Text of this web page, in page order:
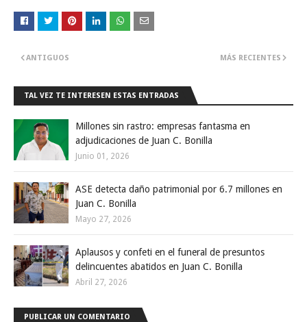
MÁS RECIENTES
ANTIGUOS
TAL VEZ TE INTERESEN ESTAS ENTRADAS
Millones sin rastro: empresas fantasma en
adjudicaciones de Juan C. Bonilla
Junio 01, 2026
ASE detecta daño patrimonial por 6.7 millones en
Juan C. Bonilla
Mayo 27, 2026
Aplausos y confeti en el funeral de presuntos
delincuentes abatidos en Juan C. Bonilla
Abril 27, 2026
PUBLICAR UN COMENTARIO